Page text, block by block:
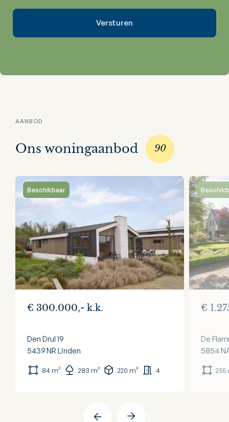
AANBOD
Ons woningaanbod 90
Beschikbaar
€ 300.000,- k.k.
Den Drul 19
5439 NR Linden
84 m² 283 m² 220 m³ 4
€
De
5854
255